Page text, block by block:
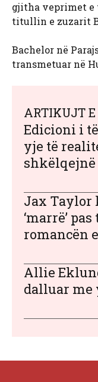
gjitha veprimet e
titullin e zuzarit
Bachelor në
transmetuar në
ARTIKUJT
Edicioni i
yje të
shkëlqejnë
Jax Taylor
‘marrë’
romancën
Allie
dalluar me